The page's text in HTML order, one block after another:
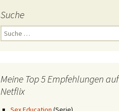
Suche
Suche
nach:
Meine Top 5 Empfehlungen auf
Netflix